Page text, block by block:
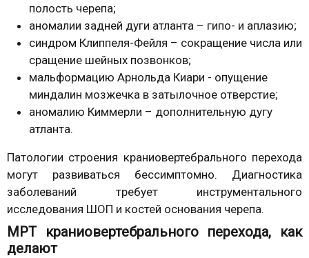
полость черепа;
аномалии задней дуги атланта – гипо- и аплазию;
синдром Клиппеля-Фейля – сокращение числа или
сращение шейных позвонков;
мальформацию Арнольда Киари - опущение
миндалин мозжечка в затылочное отверстие;
аномалию Киммерли – дополнительную дугу
атланта.
Патологии строения краниовертебрального перехода
могут развиваться бессимптомно. Диагностика
заболеваний требует инструментального
исследования ШОП и костей основания черепа.
МРТ краниовертебрального перехода, как
делают